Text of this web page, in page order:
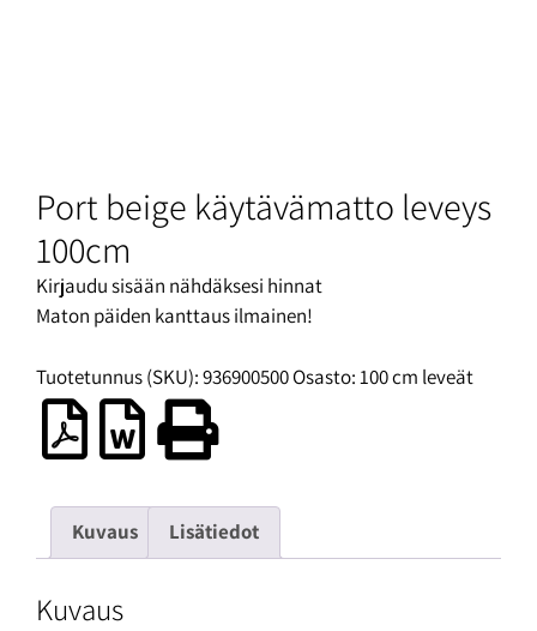
Port beige käytävämatto leveys
100cm
Kirjaudu sisään nähdäksesi hinnat
Maton päiden kanttaus ilmainen!
Tuotetunnus (SKU):936900500Osasto:100 cm leveät
Kuvaus Lisätiedot
Kuvaus